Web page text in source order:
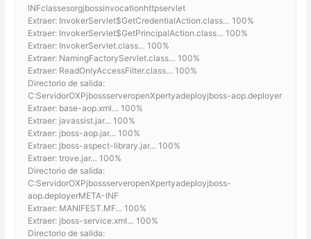
INFclassesorgjbossinvocationhttpservlet
Extraer: InvokerServlet$GetCredentialAction.class… 100%
Extraer: InvokerServlet$GetPrincipalAction.class… 100%
Extraer: InvokerServlet.class… 100%
Extraer: NamingFactoryServlet.class… 100%
Extraer: ReadOnlyAccessFilter.class… 100%
Directorio de salida:
C:ServidorOXPjbossserveropenXpertyadeployjboss-aop.deployer
Extraer: base-aop.xml… 100%
Extraer: javassist.jar… 100%
Extraer: jboss-aop.jar… 100%
Extraer: jboss-aspect-library.jar… 100%
Extraer: trove.jar… 100%
Directorio de salida:
C:ServidorOXPjbossserveropenXpertyadeployjboss-
aop.deployerMETA-INF
Extraer: MANIFEST.MF… 100%
Extraer: jboss-service.xml… 100%
Directorio de salida: